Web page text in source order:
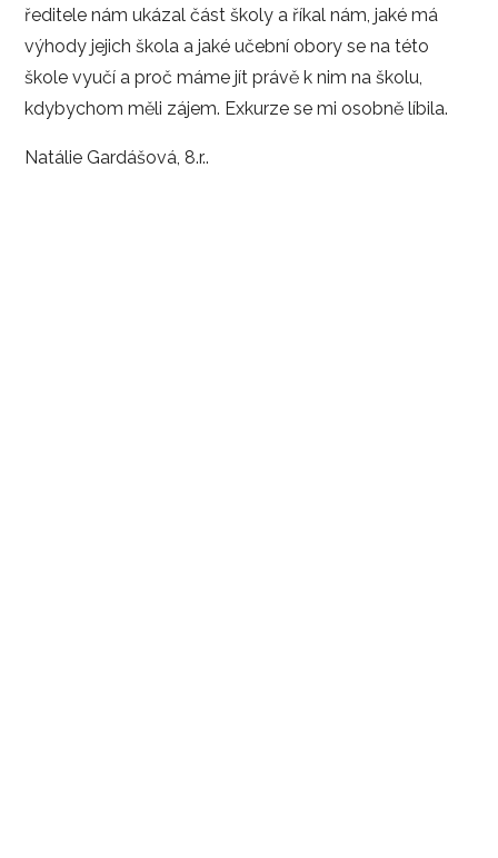
ředitele nám ukázal část školy a říkal nám, jaké má
výhody jejich škola a jaké učební obory se na této
škole vyučí a proč máme jít právě k nim na školu,
kdybychom měli zájem. Exkurze se mi osobně líbila.
Natálie Gardášová, 8.r..